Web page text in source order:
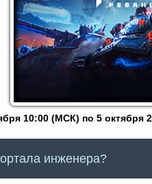
10:00 (МСК) по 5 октября
инженера?